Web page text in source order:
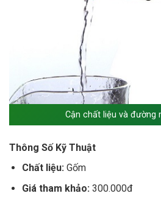
Cận chất liệu và đường
Thông Số Kỹ Thuật
Chất liệu:Gốm
Giá tham khảo:300.000đ